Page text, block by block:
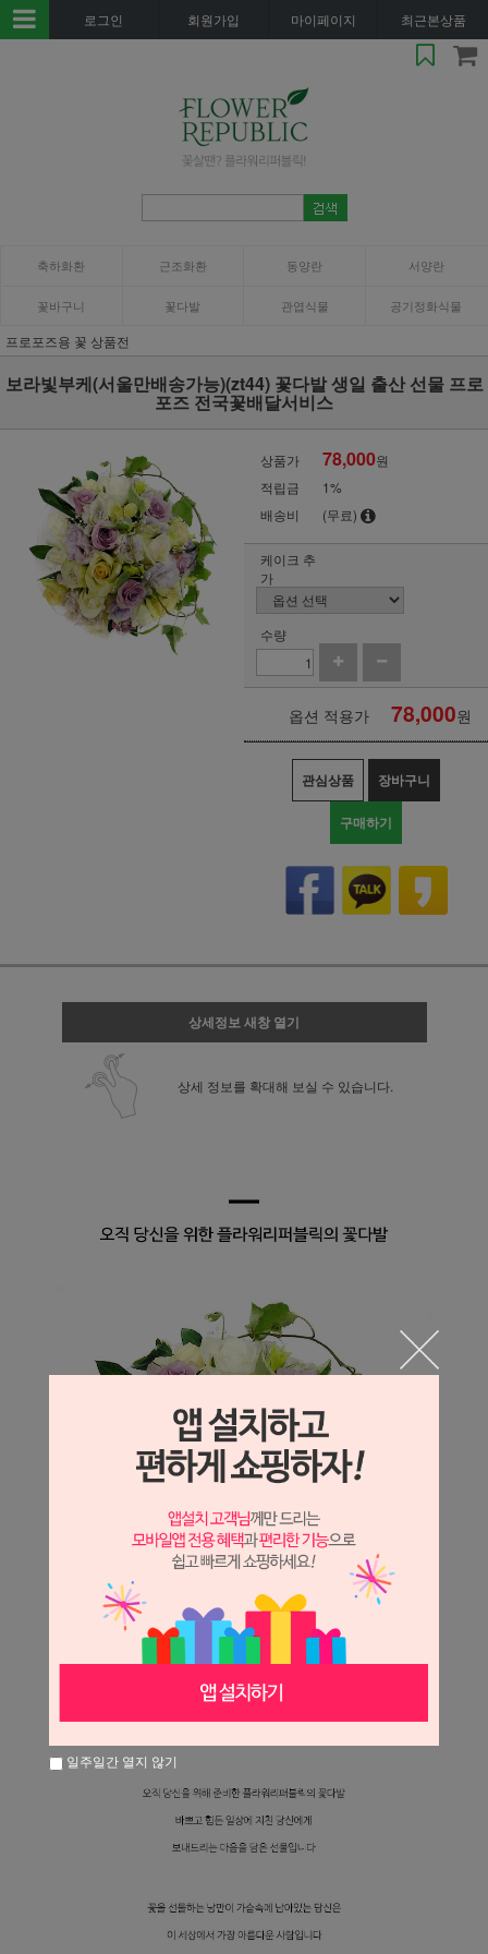
로그인 회원가입 마이페이지 최근본상품
축하화환 근조화환 동양란 서양란
꽃바구니 꽃다발 관엽식물 공기정화식물
프로포즈용 꽃 상품전
보라빛부케(서울만배송가능)(zt44) 꽃다발 생일 출산 선물 프로
포즈 전국꽃배달서비스
상품가 78,000원
적립금
1%
배송비
(무료)
케이크 추
가
수량
옵션 적용가 78,000원
관심상품 장바구니
구매하기
상세정보 새창 열기
상세 정보를 확대해 보실 수 있습니다.
일주일간 열지 않기